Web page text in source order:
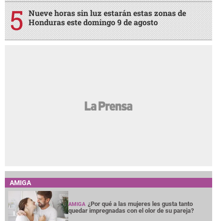
Nueve horas sin luz estarán estas zonas de
Honduras este domingo 9 de agosto
AMIGA
AMIGA ¿Por qué a las mujeres les gusta tanto
quedar impregnadas con el olor de su pareja?